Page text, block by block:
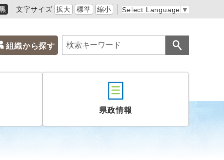
文字サイズ 拡大 標準 縮小 Select Language ▼
組織から探す
県政情報